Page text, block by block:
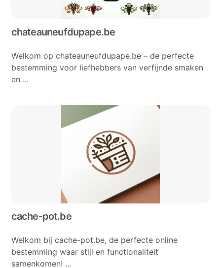
chateauneufdupape.be
Welkom op chateauneufdupape.be – de perfecte
bestemming voor liefhebbers van verfijnde smaken
en ...
cache-pot.be
Welkom bij cache-pot.be, de perfecte online
bestemming waar stijl en functionaliteit
samenkomen! ...